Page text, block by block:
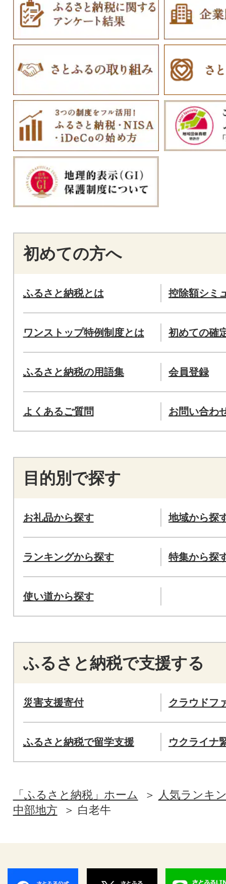
初めての方へ
ふるさと納税とは 控除額シミ
ワンストップ特例制度とは 初めての確
ふるさと納税の用語集 会員登録
よくあるご質問 お問い合わ
目的別で探す
お礼品から探す 地域から探
ランキングから探す 特集から探
使い道から探す
ふるさと納税で支援する
災害支援寄付 クラウドフ
ふるさと納税で留学支援 ウクライナ
「ふるさと納税」ホーム
人気ランキ
中部地方
白老牛